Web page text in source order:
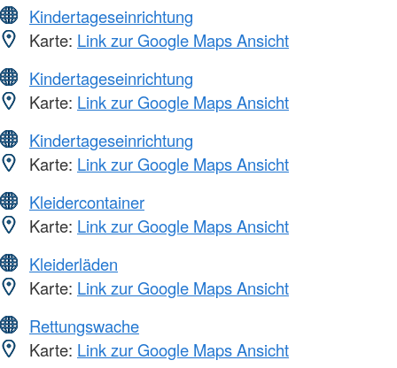
Kindertageseinrichtung
Karte: Link zur Google Maps Ansicht
Kindertageseinrichtung
Karte: Link zur Google Maps Ansicht
Kindertageseinrichtung
Karte: Link zur Google Maps Ansicht
Kleidercontainer
Karte: Link zur Google Maps Ansicht
Kleiderläden
Karte: Link zur Google Maps Ansicht
Rettungswache
Karte: Link zur Google Maps Ansicht